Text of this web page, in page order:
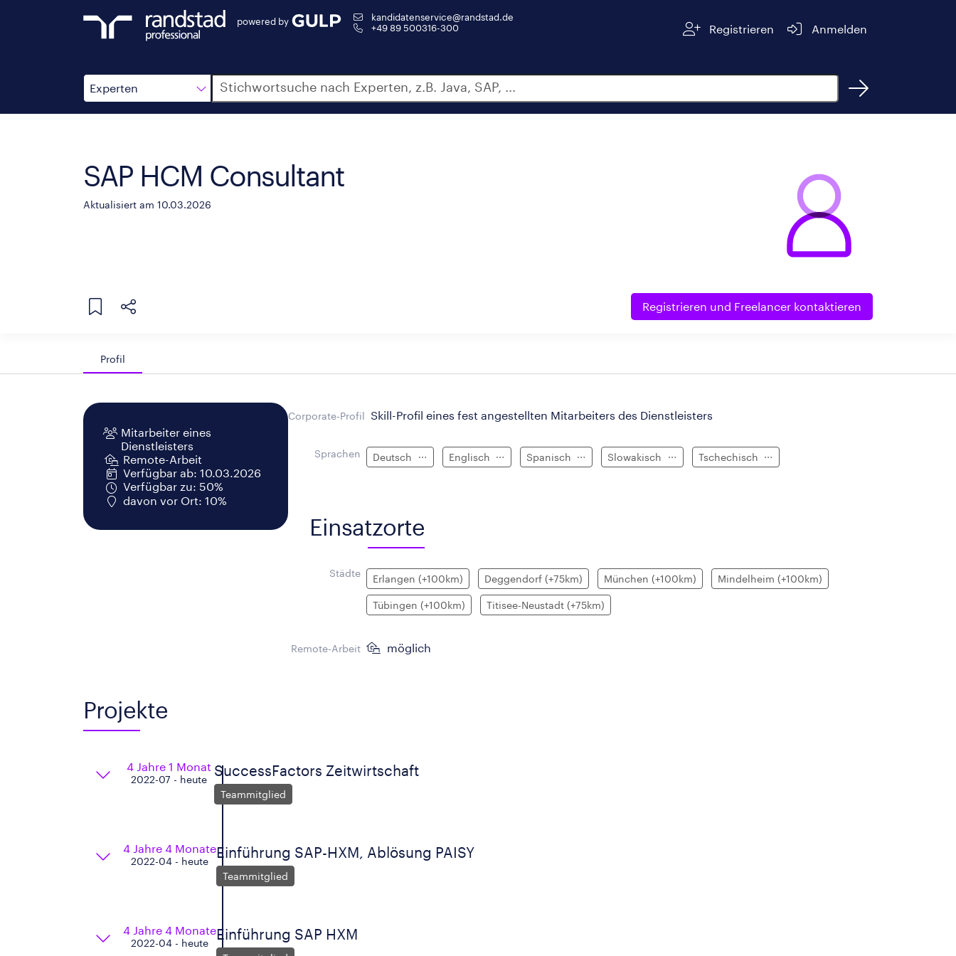
powered by
kandidatenservice@randstad.de
+49 89 500316-300
Registrieren Anmelden
Experten
Suche
SAP HCM Consultant
Aktualisiert am 10.03.2026
Registrieren und Freelancer kontaktieren
Profil
Mitarbeiter eines
Dienstleisters
Remote-Arbeit
Verfügbar ab: 10.03.2026
Verfügbar zu: 50%
davon vor Ort: 10%
Corporate-Profil Skill-Profil eines fest angestellten Mitarbeiters des Dienstleisters
Sprachen Deutsch Englisch Spanisch Slowakisch Tschechisch
Einsatzorte
Städte Erlangen (+100km) Deggendorf (+75km) München (+100km) Mindelheim (+100km)
Tübingen (+100km) Titisee-Neustadt (+75km)
Remote-Arbeit möglich
Projekte
4 Jahre 1 Monat
2022-07 - heute
SuccessFactors Zeitwirtschaft
Teammitglied
4 Jahre 4 Monate
2022-04 - heute
Einführung SAP-HXM, Ablösung PAISY
Teammitglied
4 Jahre 4 Monate
2022-04 - heute
Einführung SAP HXM